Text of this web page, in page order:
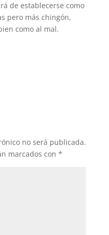
de establecerse como
pero más chingón,
como al mal.
no será publicada.
marcados con *